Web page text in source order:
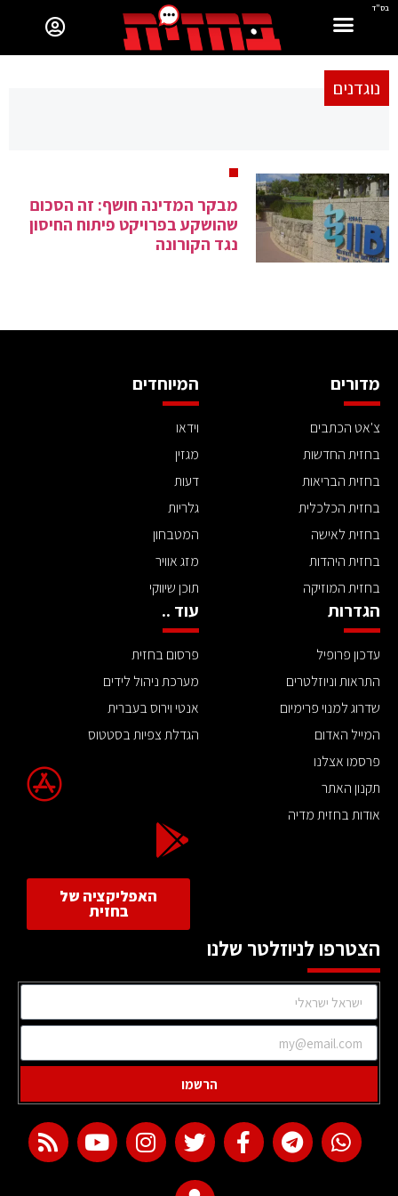
בס"ד
נוגדנים
מבקר המדינה חושף: זה הסכום
שהושקע בפרויקט פיתוח החיסון
נגד הקורונה
מדורים
צ'אט הכתבים
בחזית החדשות
בחזית הבריאות
בחזית הכלכלית
בחזית לאישה
בחזית היהדות
בחזית המוזיקה
המיוחדים
וידאו
מגזין
דעות
גלריות
המטבחון
מזג אוויר
תוכן שיווקי
הגדרות
עדכון פרופיל
התראות וניוזלטרים
שדרוג למנוי פרימיום
המייל האדום
פרסמו אצלנו
תקנון האתר
אודות בחזית מדיה
עוד ..
פרסום בחזית
מערכת ניהול לידים
אנטי וירוס בעברית
הגדלת צפיות בסטטוס
האפליקציה של
בחזית
הצטרפו לניוזלטר שלנו
הרשמו